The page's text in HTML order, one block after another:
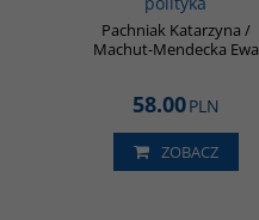
Pachniak Katarzyna /
Machut-Mendecka Ewa
58.00PLN
ZOBACZ